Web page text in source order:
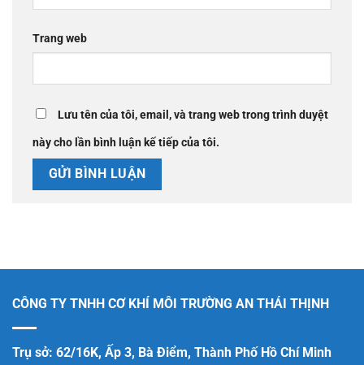
Trang web
Lưu tên của tôi, email, và trang web trong trình duyệt
này cho lần bình luận kế tiếp của tôi.
CÔNG TY TNHH CƠ KHÍ MÔI TRƯỜNG AN THÁI THỊNH
Trụ sở: 62/16K, Ấp 3, Bà Điểm, Thành Phố Hồ Chí Minh